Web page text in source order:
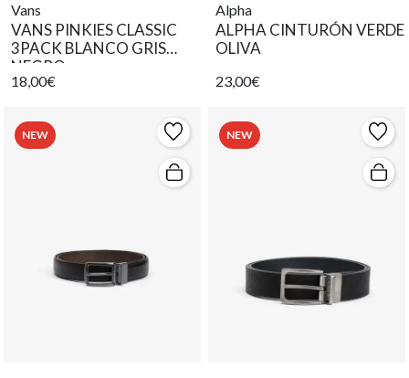
Vans
VANS PINKIES CLASSIC
3PACK BLANCO GRIS
NEGRO
18,00€
Alpha
ALPHA CINTURÓN VERDE
OLIVA
23,00€
NEW NEW